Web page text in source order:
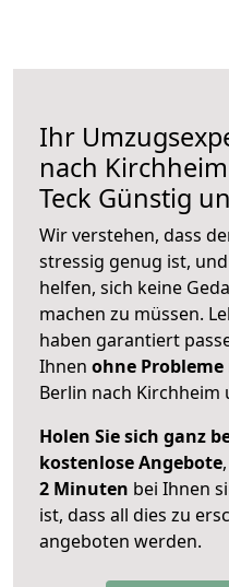
Ihr
nach
Teck Günstig
Wir verstehen, dass
stressig genug ist,
helfen, sich keine
machen zu müssen.
haben garantiert
Ihnen ohne Probleme
Berlin nach Kirchheim
Holen Sie sich ganz
kostenlose Angebote
2 Minuten bei Ihnen
ist, dass all dies zu
angeboten werden.